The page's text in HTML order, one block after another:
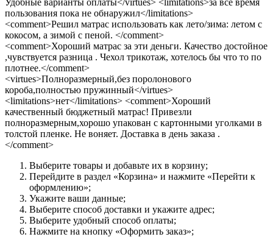
пользования пока не обнаружил</limitations>
<comment>Решил матрас использовать как лето/зима: летом с
кокосом, а зимой с пеной. </comment>
<comment>Хороший матрас за эти деньги. Качество достойное
,чувствуется разница . Чехол трикотаж, хотелось бы что то по
плотнее.</comment>
<virtues>Полноразмерный,без поролонового
короба,полностью пружинный</virtues>
<limitations>нет</limitations> <comment>Хороший
качественный бюджетный матрас! Привезли
полноразмерным,хорошо упакован с картонными уголками в
толстой пленке. Не воняет. Доставка в день заказа .
</comment>
Выберите товары и добавьте их в корзину;
Перейдите в раздел «Корзина» и нажмите «Перейти к
оформлению»;
Укажите ваши данные;
Выберите способ доставки и укажите адрес;
Выберите удобный способ оплаты;
Нажмите на кнопку «Оформить заказ»;